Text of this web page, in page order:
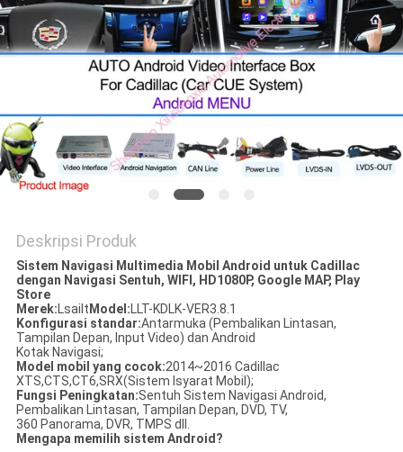
PRIVACY
POLICY
Deskripsi Produk
Sistem Navigasi Multimedia Mobil Android untuk Cadillac
dengan Navigasi Sentuh, WIFI, HD1080P, Google MAP, Play
Store
Merek:Lsailt Model:LLT-KDLK-VER3.8.1
Konfigurasi standar:Antarmuka (Pembalikan Lintasan,
Tampilan Depan, Input Video) dan Android
Kotak Navigasi;
Model mobil yang cocok:2014~2016 Cadillac
XTS,CTS,CT6,SRX(Sistem Isyarat Mobil);
Fungsi Peningkatan:Sentuh Sistem Navigasi Android,
Pembalikan Lintasan, Tampilan Depan, DVD, TV,
360 Panorama, DVR, TMPS dll.
Mengapa memilih sistem Android?